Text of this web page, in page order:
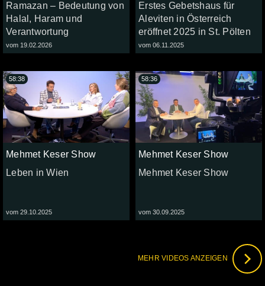
Ramazan – Bedeutung von
Halal, Haram und
Verantwortung
vom 19.02.2026
Erstes Gebetshaus für
Aleviten in Österreich
eröffnet 2025 in St. Pölten
vom 06.11.2025
Mehmet Keser Show
Leben in Wien
vom 29.10.2025
58:38
Mehmet Keser Show
Mehmet Keser Show
vom 30.09.2025
58:36
MEHR VIDEOS ANZEIGEN